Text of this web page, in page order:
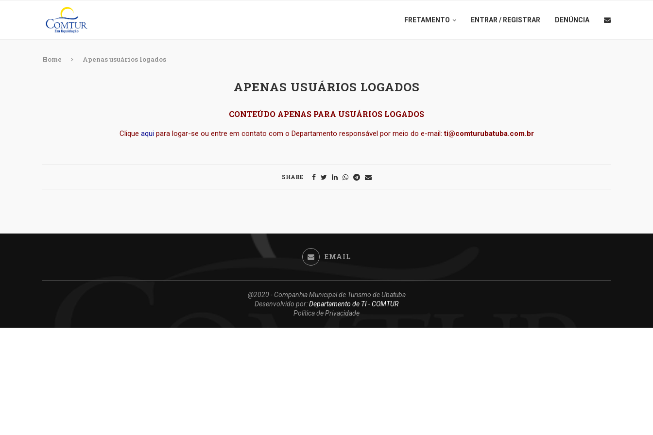
FRETAMENTO ENTRAR / REGISTRAR DENÚNCIA
Home Apenas usuários logados
APENAS USUÁRIOS LOGADOS
CONTEÚDO APENAS PARA USUÁRIOS LOGADOS
Clique aquipara logar-se ou entre em contato com o Departamento responsável por meio do e-mail:ti@comturubatuba.com.br
SHARE
EMAIL
@2020 - Companhia Municipal de Turismo de Ubatuba
Desenvolvido por:Departamento de TI - COMTUR
Política de Privacidade